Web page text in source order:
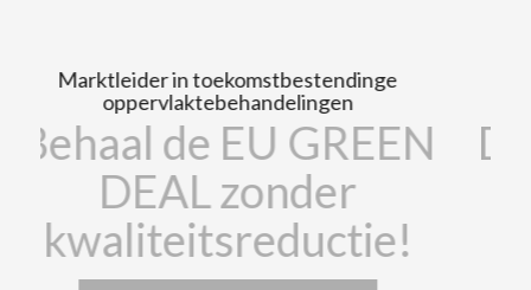
AD International een ervaren en
gerenommeerde partner
Dé chemieleverancier
in industriële
metaalbehandeling